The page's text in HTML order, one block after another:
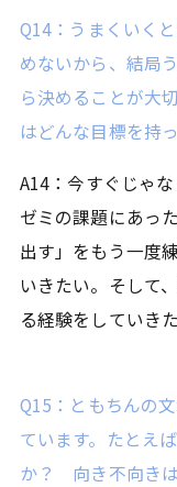
Q14：うまくいく
めないから、結局
ら決めることが大
はどんな目標を持
A14：今すぐじゃ
ゼミの課題にあっ
出す」をもう一度
いきたい。そして
る経験をしていき
Q15：ともちんの
ています。たとえ
か？ 向き不向き